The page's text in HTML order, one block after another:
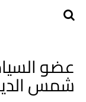
عضو
شمس